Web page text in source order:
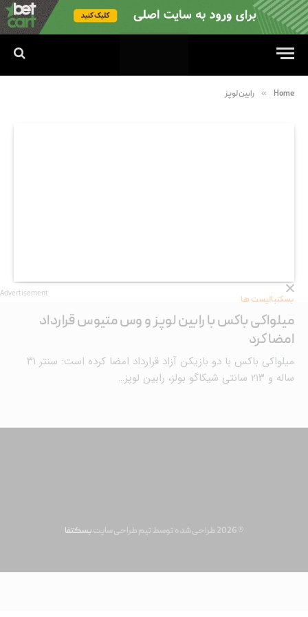
Home
» رابین لوپز
بسکتبالیست ها
میلواکی باکس با رابین لوپز و ‌وس متیوس قرارداد
امضا کرد
میلواکی باکس با دو بازیکن آزاد قرارداد امضا کرده است: سنتر ۳۱
ساله و ۲۱۳ سانتی شیکاگو بولز، رابین لوپز…
© 2026 طراحی شده توسط تیم طراحی سایت بسکتفا
Advertisement